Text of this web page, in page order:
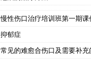
慢性伤口治疗培训班第一期课
抑郁症
常见的难愈合伤口及需要补充